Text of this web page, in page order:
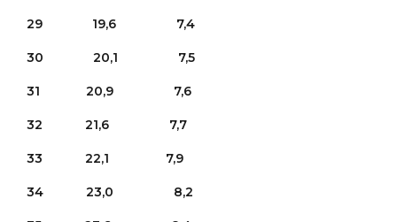
29 19,6 7,4
30 20,1 7,5
31 20,9 7,6
32 21,6 7,7
33 22,1 7,9
34 23,0 8,2